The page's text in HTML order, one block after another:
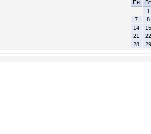
Пн
Вт
1
7
8
14
15
21
22
28
29